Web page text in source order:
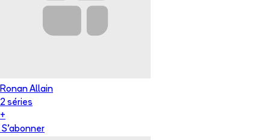
Ronan Allain
2 séries
+
S'abonner